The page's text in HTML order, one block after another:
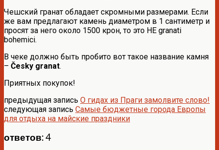
Чешский гранат обладает скромными размерами. Если
же вам предлагают камень диаметром в 1 сантиметр и
просят за него около 1500 крон, то это НЕ granati
bohemici.
В чеке должно быть пробито вот такое название камня
– Česky granat.
Приятных покупок!
предыдущая запись О гидах из Праги замолвите слово!
следующая запись Самые бюджетные города Европы
для отдыха на майские праздники
ответов: 4